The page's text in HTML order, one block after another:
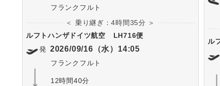
フランクフルト
＜ 乗り継ぎ：4時間35分 ＞
ルフトハンザドイツ航空
LH716便
発 2026/09/16（水）14:05
フランクフルト
12時間40分
ル